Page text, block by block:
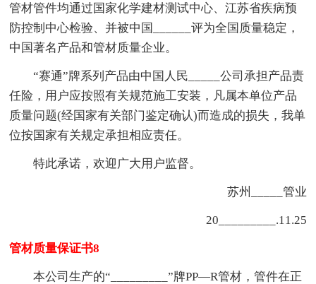
管材管件均通过国家化学建材测试中心、江苏省疾病预
防控制中心检验、并被中国______评为全国质量稳定，
中国著名产品和管材质量企业。
“赛通”牌系列产品由中国人民_____公司承担产品责
任险，用户应按照有关规范施工安装，凡属本单位产品
质量问题(经国家有关部门鉴定确认)而造成的损失，我单
位按国家有关规定承担相应责任。
特此承诺，欢迎广大用户监督。
苏州_____管业
20_________.11.25
管材质量保证书8
本公司生产的“_________”牌PP—R管材，管件在正